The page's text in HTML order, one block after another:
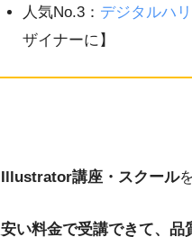
人気No.3： デジタルハ
ザイナーに】
Illustrator講座・スクール
安い料金で受講できて、